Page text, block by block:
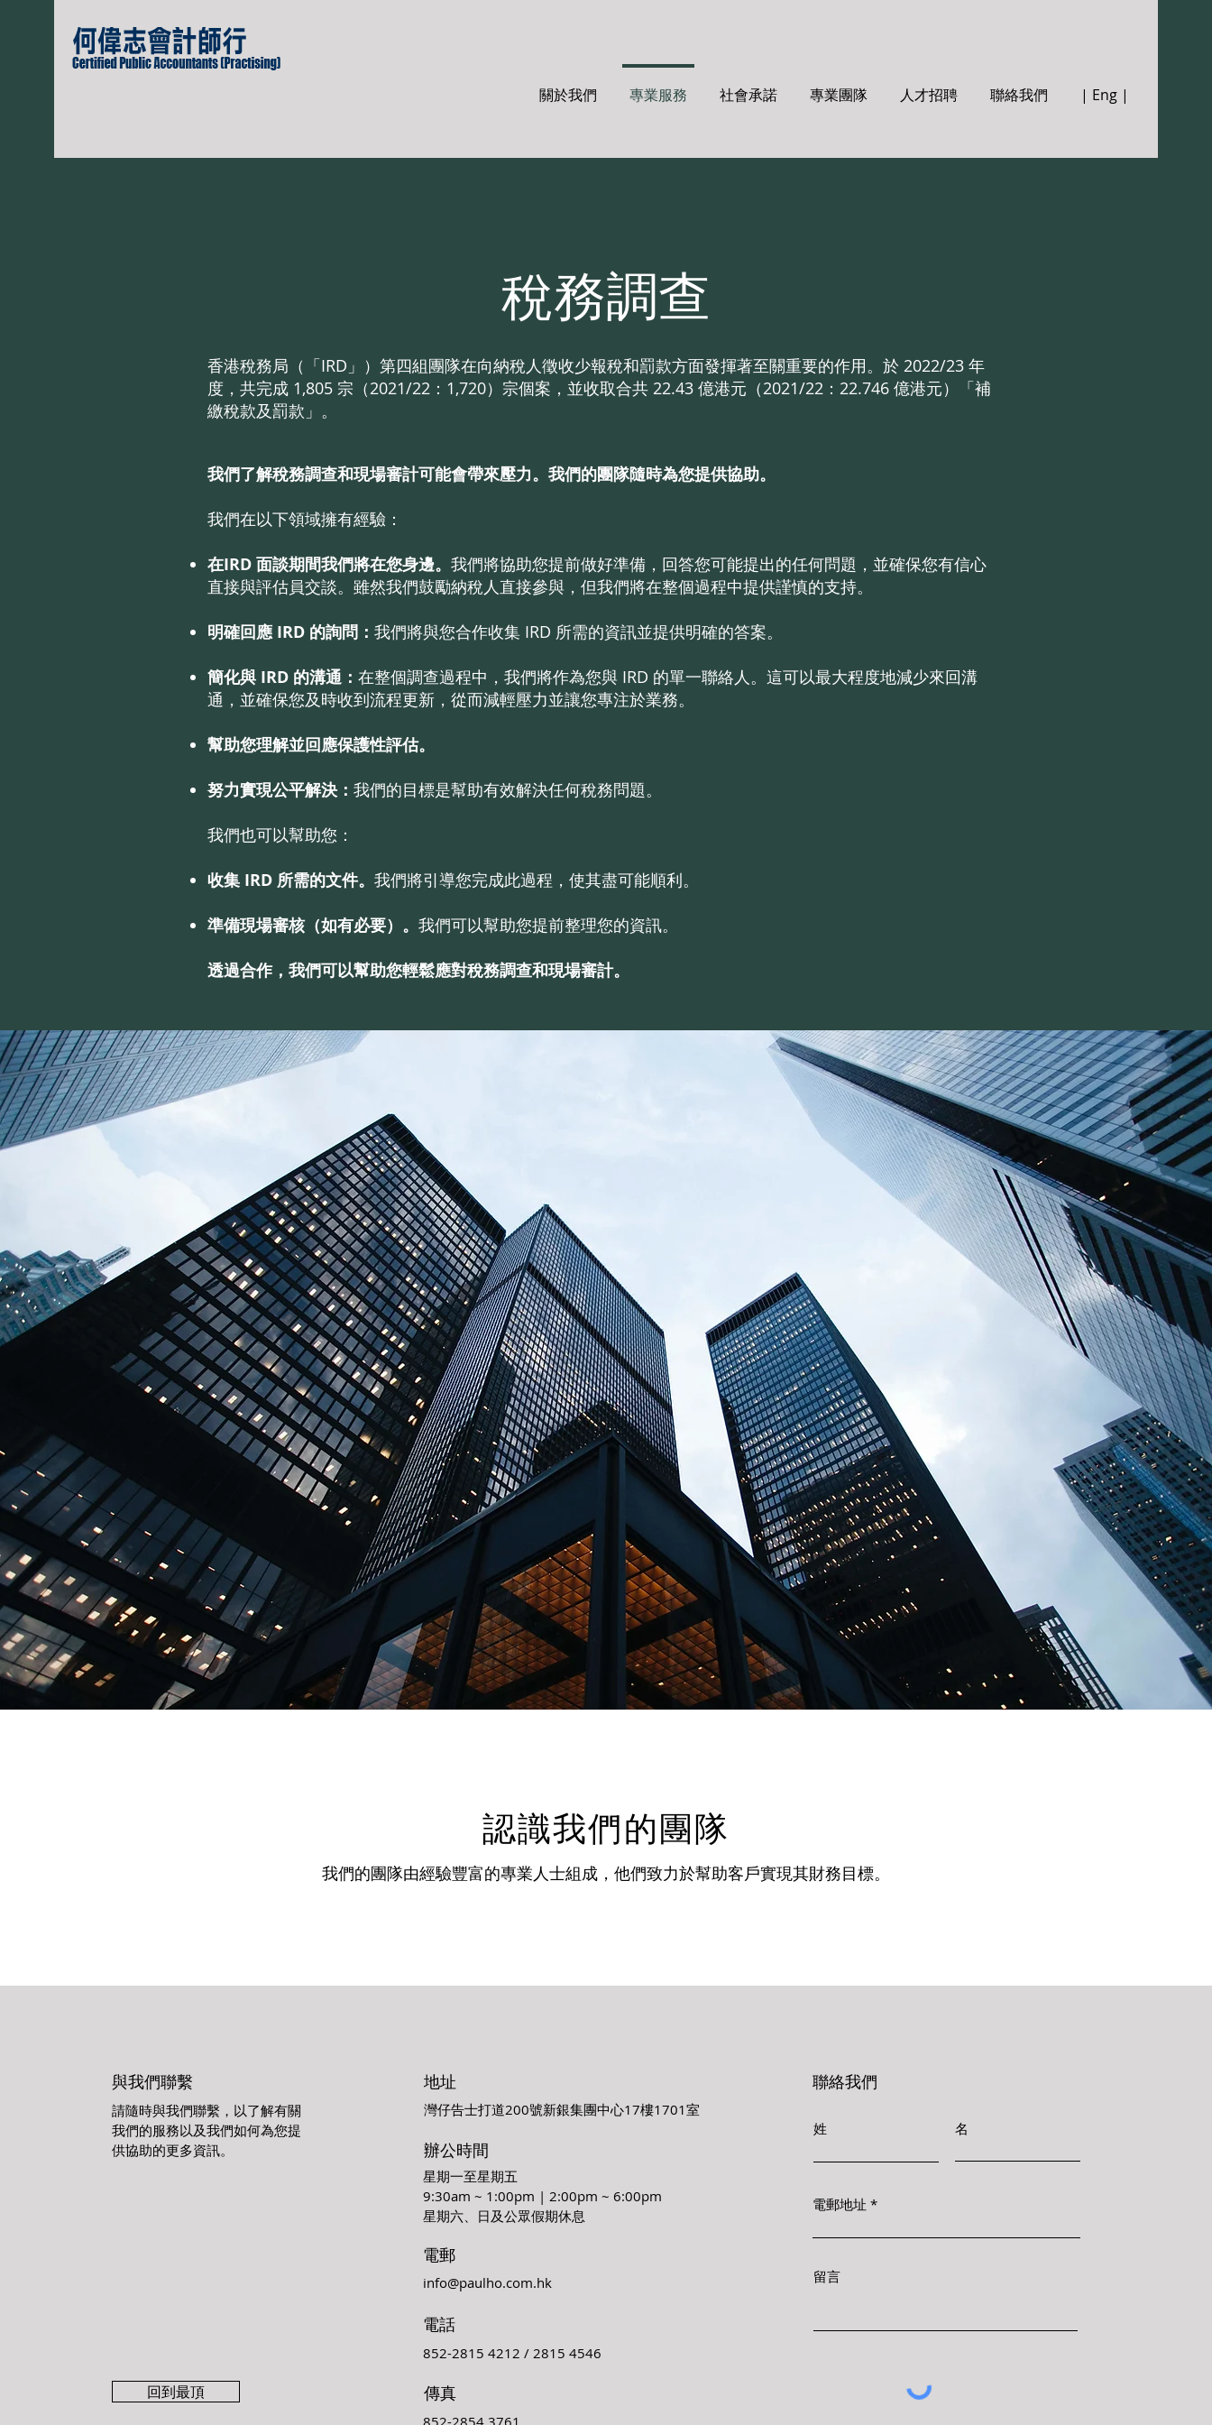
關於我們 專業服務 社會承諾 專業團隊 人才招聘 聯絡我們 | Eng |
稅務調查
香港稅務局（「IRD」）第四組團隊在向納稅人徵收少報稅和罰款方面發揮著至關重要的作用。於 2022/23 年
度，共完成 1,805 宗（2021/22：1,720）宗個案，並收取合共 22.43 億港元（2021/22：22.746 億港元）「補
繳稅款及罰款」。
我們了解稅務調查和現場審計可能會帶來壓力。我們的團隊隨時為您提供協助。
我們在以下領域擁有經驗：
在IRD 面談期間我們將在您身邊。 我們將協助您提前做好準備，回答您可能提出的任何問題，並確保您有信心
直接與評估員交談。雖然我們鼓勵納稅人直接參與，但我們將在整個過程中提供謹慎的支持。
明確回應 IRD 的詢問： 我們將與您合作收集 IRD 所需的資訊並提供明確的答案。
簡化與 IRD 的溝通： 在整個調查過程中，我們將作為您與 IRD 的單一聯絡人。這可以最大程度地減少來回溝
通，並確保您及時收到流程更新，從而減輕壓力並讓您專注於業務。
幫助您理解並回應保護性評估。
努力實現公平解決： 我們的目標是幫助有效解決任何稅務問題。
我們也可以幫助您：
收集 IRD 所需的文件。 我們將引導您完成此過程，使其盡可能順利。
準備現場審核（如有必要）。 我們可以幫助您提前整理您的資訊。
透過合作，我們可以幫助您輕鬆應對稅務調查和現場審計。
認識我們的團隊
我們的團隊由經驗豐富的專業人士組成，他們致力於幫助客戶實現其財務目標。
與我們聯繫
請隨時與我們聯繫，以了解有關
我們的服務以及我們如何為您提
供協助的更多資訊。
回到最頂
地址
灣仔告士打道200號新銀集團中心17樓1701室
辦公時間
星期一至星期五
9:30am ~ 1:00pm | 2:00pm ~ 6:00pm
星期六、日及公眾假期休息
電郵
info@paulho.com.hk
電話
852-2815 4212 / 2815 4546
傳真
852-2854 3761
聯絡我們
姓 名
電郵地址
留言